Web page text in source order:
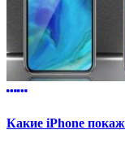
Какие iPhone